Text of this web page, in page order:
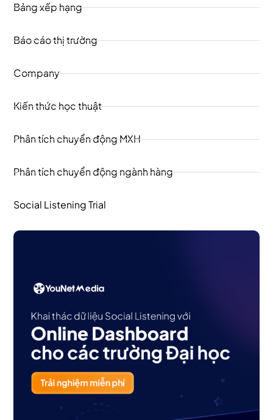
Bảng xếp hạng
Báo cáo thị trường
Company
Kiến thức học thuật
Phân tích chuyển động MXH
Phân tích chuyển động ngành hàng
Social Listening Trial